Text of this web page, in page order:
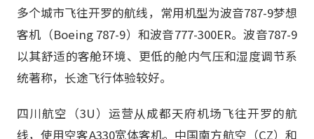
多个城市飞往开罗的航线，常用机型为波音787-9梦想
客机（Boeing 787-9）和波音777-300ER。波音787-9
以其舒适的客舱环境、更低的舱内气压和湿度调节系
统著称，长途飞行体验较好。
四川航空（3U）运营从成都天府机场飞往开罗的航
线，使用空客A330宽体客机。中国南方航空（CZ）和